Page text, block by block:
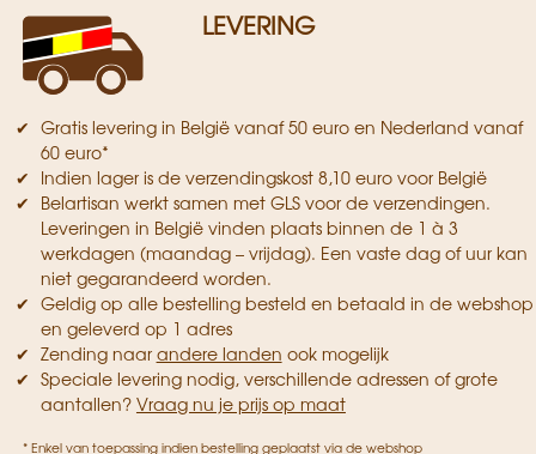
LEVERING
Gratis levering in België vanaf 50 euro en Nederland vanaf
60 euro*
Indien lager is de verzendingskost 8,10 euro voor België
Belartisan werkt samen met GLS voor de verzendingen.
Leveringen in België vinden plaats binnen de 1 à 3
werkdagen (maandag – vrijdag). Een vaste dag of uur kan
niet gegarandeerd worden.
Geldig op alle bestelling besteld en betaald in de webshop
en geleverd op 1 adres
Zending naar andere landen ook mogelijk
Speciale levering nodig, verschillende adressen of grote
aantallen? Vraag nu je prijs op maat
* Enkel van toepassing indien bestelling geplaatst via de webshop